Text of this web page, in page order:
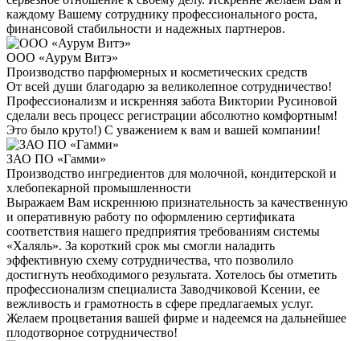
каждому Вашему сотруднику профессионального роста,
финансовой стабильности и надежных партнеров.
ООО «Аурум Витэ»
Производство парфюмерных и косметических средств
От всей души благодарю за великолепное сотрудничество!
Профессионализм и искренняя забота Виктории Русиновой
сделали весь процесс регистрации абсолютно комфортным!
Это было круто!) С уважением к вам и вашей компании!
ЗАО ПО «Гамми»
Производство ингредиентов для молочной, кондитерской и
хлебопекарной промышленности
Выражаем Вам искреннюю признательность за качественную
и оперативную работу по оформлению сертификата
соответствия нашего предприятия требованиям системы
«Халяль». За короткий срок мы смогли наладить
эффективную схему сотрудничества, что позволило
достигнуть необходимого результата. Хотелось бы отметить
профессионализм специалиста Заводчиковой Ксении, ее
вежливость и грамотность в сфере предлагаемых услуг.
Желаем процветания вашей фирме и надеемся на дальнейшее
плодотворное сотрудничество!